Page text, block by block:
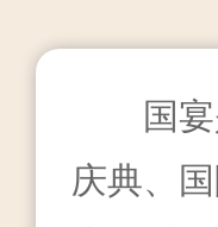
国
庆典、